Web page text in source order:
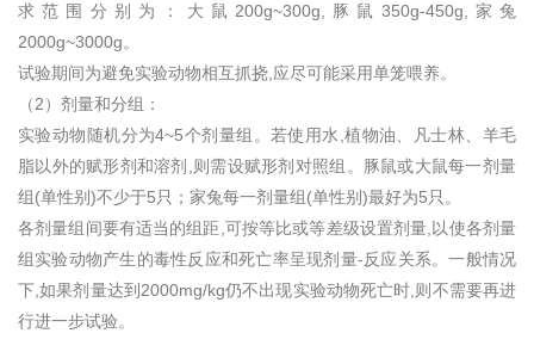
求范围分别为：大鼠200g~300g,豚鼠350g-450g,家兔
2000g~3000g。
试验期间为避免实验动物相互抓挠,应尽可能采用单笼喂养。
（2）剂量和分组：
实验动物随机分为4~5个剂量组。若使用水,植物油、凡士林、羊毛
脂以外的赋形剂和溶剂,则需设赋形剂对照组。豚鼠或大鼠每一剂量
组(单性别)不少于5只；家兔每一剂量组(单性别)最好为5只。
各剂量组间要有适当的组距,可按等比或等差级设置剂量,以使各剂量
组实验动物产生的毒性反应和死亡率呈现剂量-反应关系。一般情况
下,如果剂量达到2000mg/kg仍不出现实验动物死亡时,则不需要再进
行进一步试验。